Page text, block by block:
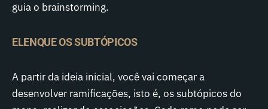
guia o brainstorming.
ELENQUE OS SUBTÓPICOS
A partir da ideia inicial, você vai começar a
desenvolver ramificações, isto é, os subtópicos do